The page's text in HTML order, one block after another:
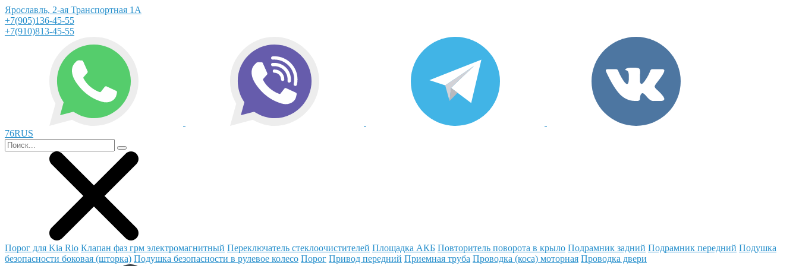
Ярославль, 2-ая Транспортная 1А
+7(905)136-45-55
+7(910)813-45-55
76RUS
Порог для Kia Rio Клапан фаз грм электромагнитный Переключатель стеклоочистителей Площадка АКБ Повторитель поворота в крыло Подрамник задний Подрамник передний Подушка
безопасности боковая (шторка) Подушка безопасности в рулевое колесо Порог Привод передний Приемная труба Проводка (коса) моторная Проводка двери